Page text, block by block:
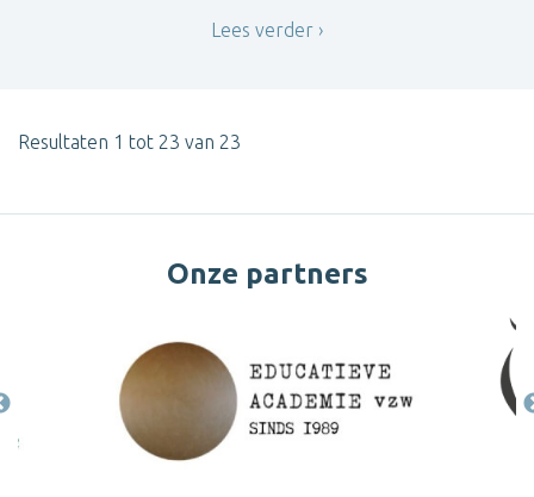
Lees verder
Resultaten 1 tot 23 van 23
Onze partners